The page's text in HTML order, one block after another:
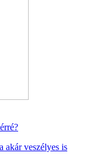
akár veszélyes is